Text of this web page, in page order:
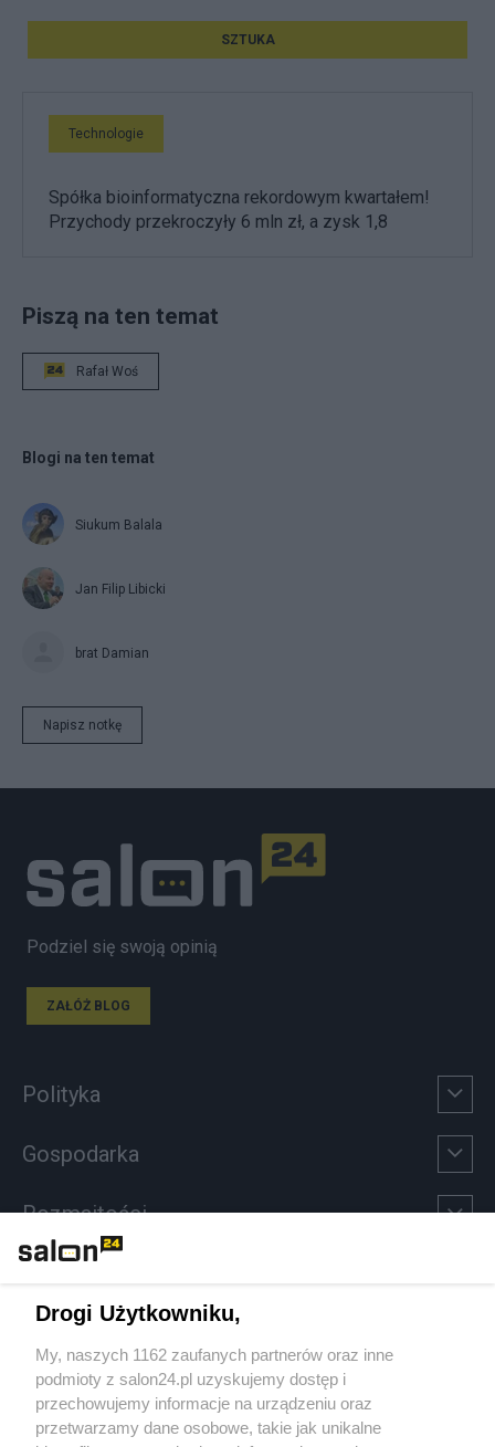
SZTUKA
Technologie
Spółka bioinformatyczna rekordowym kwartałem!
Przychody przekroczyły 6 mln zł, a zysk 1,8
Piszą na ten temat
Rafał Woś
Blogi na ten temat
Siukum Balala
Jan Filip Libicki
brat Damian
Napisz notkę
Podziel się swoją opinią
ZAŁÓŻ BLOG
Polityka
Gospodarka
Rozmaitości
Sport
Społeczeństwo
Drogi Użytkowniku,
My, naszych 1162 zaufanych partnerów oraz inne
podmioty z salon24.pl uzyskujemy dostęp i
przechowujemy informacje na urządzeniu oraz
przetwarzamy dane osobowe, takie jak unikalne